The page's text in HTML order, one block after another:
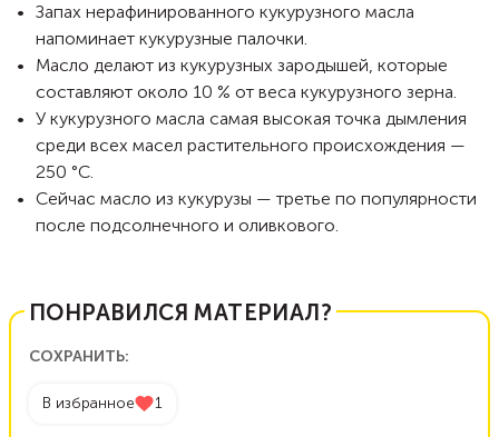
Запах нерафинированного кукурузного масла
напоминает кукурузные палочки.
Масло делают из кукурузных зародышей, которые
составляют около 10 % от веса кукурузного зерна.
У кукурузного масла самая высокая точка дымления
среди всех масел растительного происхождения —
250 °С.
Сейчас масло из кукурузы — третье по популярности
после подсолнечного и оливкового.
ПОНРАВИЛСЯ МАТЕРИАЛ?
СОХРАНИТЬ:
В избранное 1